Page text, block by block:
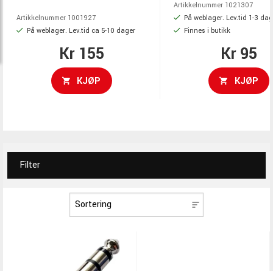
Artikkelnummer 1001927
På weblager. Lev.tid ca 5-10 dager
Kr 155
KJØP
Artikkelnummer 1021307
På weblager. Lev.tid 1-3
Finnes i butikk
Kr 95
KJØP
Filter